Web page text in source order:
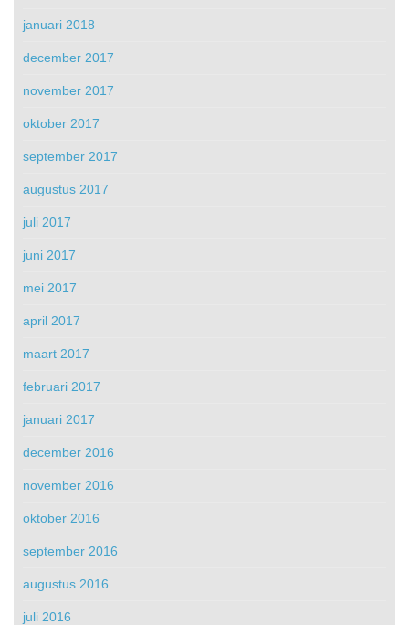
januari 2018
december 2017
november 2017
oktober 2017
september 2017
augustus 2017
juli 2017
juni 2017
mei 2017
april 2017
maart 2017
februari 2017
januari 2017
december 2016
november 2016
oktober 2016
september 2016
augustus 2016
juli 2016